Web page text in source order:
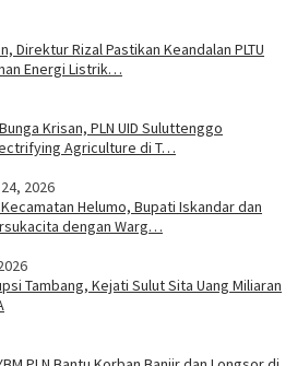
Direktur Rizal Pastikan Keandalan PLTU
Energi Listrik…
Krisan, PLN UID Suluttenggo
Agriculture di T…
2026
Helumo, Bupati Iskandar dan
dengan Warg…
Tambang, Kejati Sulut Sita Uang Miliaran